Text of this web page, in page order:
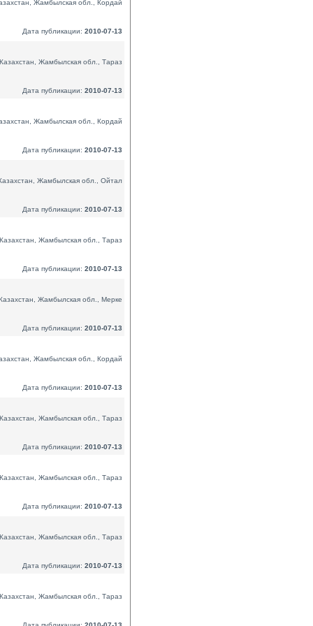
Жамбылская обл., Кордай
Дата публикации: 2010-07-13
Казахстан, Жамбылская обл., Тараз
Дата публикации: 2010-07-13
Жамбылская обл., Кордай
Дата публикации: 2010-07-13
Жамбылская обл., Ойтал
Дата публикации: 2010-07-13
Казахстан, Жамбылская обл., Тараз
Дата публикации: 2010-07-13
Жамбылская обл., Мерке
Дата публикации: 2010-07-13
Жамбылская обл., Кордай
Дата публикации: 2010-07-13
Казахстан, Жамбылская обл., Тараз
Дата публикации: 2010-07-13
Казахстан, Жамбылская обл., Тараз
Дата публикации: 2010-07-13
Казахстан, Жамбылская обл., Тараз
Дата публикации: 2010-07-13
Казахстан, Жамбылская обл., Тараз